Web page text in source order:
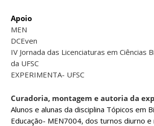
Apoio
MEN
DCEven
IV Jornada das Licenciaturas em Ciências
da UFSC
EXPERIMENTA- UFSC
Curadoria, montagem e autoria da
Alunos e alunas da disciplina Tópicos em
Educação- MEN7004, dos turnos diurno e